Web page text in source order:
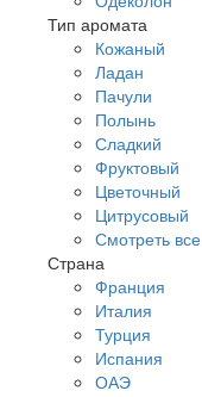
Тип аромата
Кожаный
Ладан
Пачули
Полынь
Сладкий
Фруктовый
Цветочный
Цитрусовый
Смотреть все
Страна
Франция
Италия
Турция
Испания
ОАЭ